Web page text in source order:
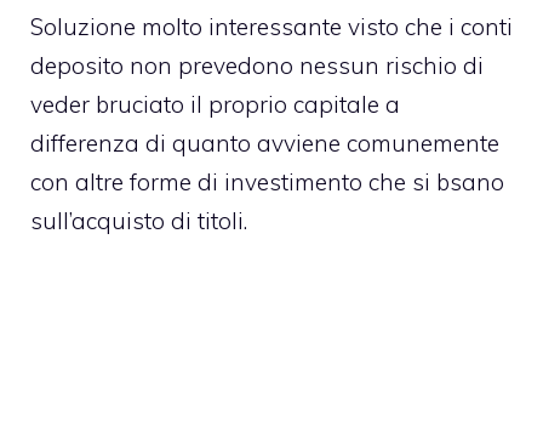
Soluzione molto interessante visto che i conti
deposito non prevedono nessun rischio di
veder bruciato il proprio capitale a
differenza di quanto avviene comunemente
con altre forme di investimento che si bsano
sull’acquisto di titoli.